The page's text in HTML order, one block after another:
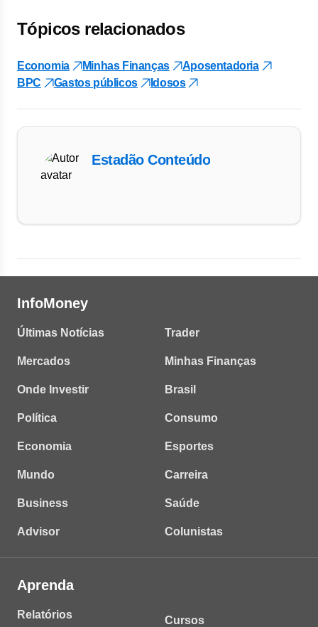
Tópicos relacionados
Economia Minhas Finanças
Aposentadoria
BPC
Gastos públicos Idosos
Estadão Conteúdo
InfoMoney
Últimas Notícias
Mercados
Onde Investir
Política
Economia
Mundo
Business
Advisor
Trader
Minhas Finanças
Brasil
Consumo
Esportes
Carreira
Saúde
Colunistas
Aprenda
Relatórios Cursos